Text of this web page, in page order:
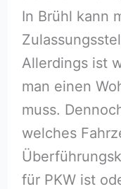
In Brühl kann
Allerdings ist
man einen
muss.
welches
für PKW ist